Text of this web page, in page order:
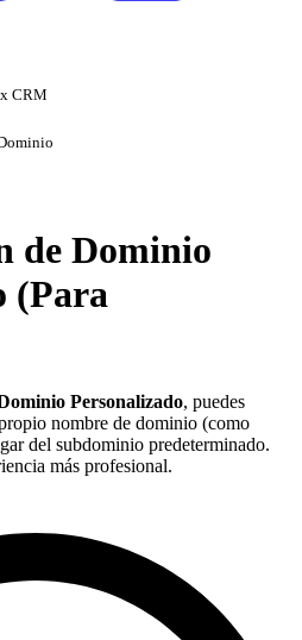
CRM
de Dominio
(Para
Personalizado, puedes
nombre de dominio (como
del subdominio predeterminado.
más profesional.